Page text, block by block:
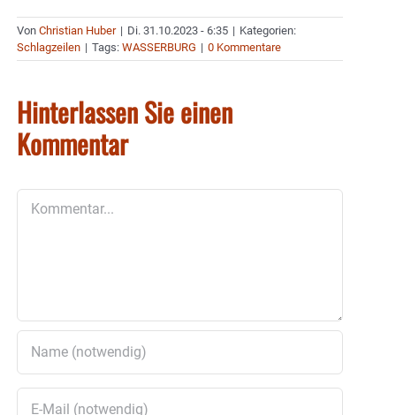
Von Christian Huber | Di. 31.10.2023 - 6:35 | Kategorien:
Schlagzeilen | Tags: WASSERBURG | 0 Kommentare
Hinterlassen Sie einen
Kommentar